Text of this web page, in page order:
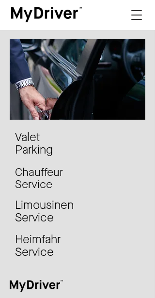
Valet
Parking
Chauffeur
Service
Limousinen
Service
Heimfahr
Service